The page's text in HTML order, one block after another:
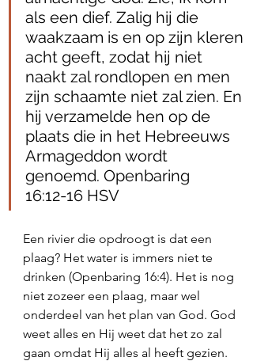
als een dief. Zalig hij die
waakzaam is en op zijn kleren
acht geeft, zodat hij niet
naakt zal rondlopen en men
zijn schaamte niet zal zien. En
hij verzamelde hen op de
plaats die in het Hebreeuws
Armageddon wordt
genoemd. Openbaring
16:12‭-‬16 HSV
Een rivier die opdroogt is dat een
plaag? Het water is immers niet te
drinken (Openbaring 16:4). Het is nog
niet zozeer een plaag, maar wel
onderdeel van het plan van God. God
weet alles en Hij weet dat het zo zal
gaan omdat Hij alles al heeft gezien.